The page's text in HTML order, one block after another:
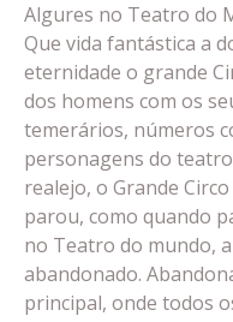
Algures no Teatro do
Que vida fantástica a
eternidade o grande
dos homens com os
temerários, números
personagens do
realejo, o Grande
parou, como quando
no Teatro do mundo,
abandonado.
principal, onde todos